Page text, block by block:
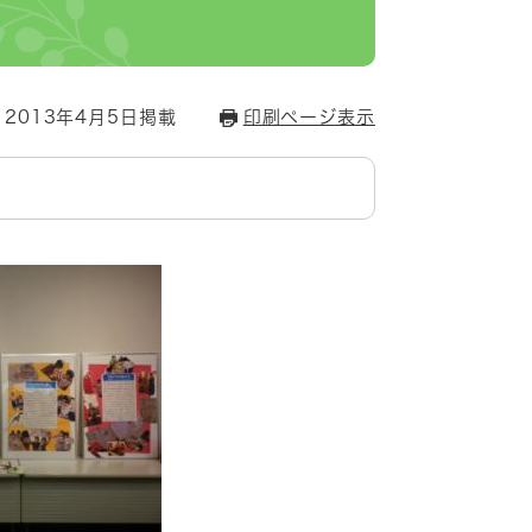
2013年4月5日掲載 印刷ページ表示